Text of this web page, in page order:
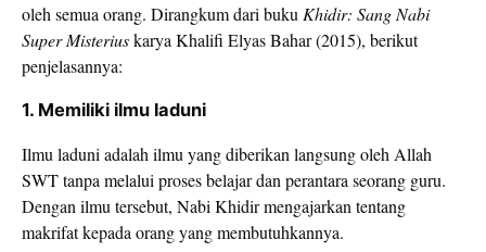
oleh semua orang. Dirangkum dari buku Khidir: Sang Nabi
Super Misteriuskarya Khalifi Elyas Bahar (2015), berikut
penjelasannya:
1. Memiliki ilmu laduni
Ilmu laduni adalah ilmu yang diberikan langsung oleh Allah
SWT tanpa melalui proses belajar dan perantara seorang guru.
Dengan ilmu tersebut, Nabi Khidir mengajarkan tentang
makrifat kepada orang yang membutuhkannya.